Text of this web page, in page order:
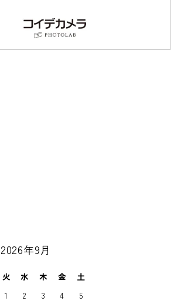
2026年9月
火 水 木 金
土
1
2 3 4
5